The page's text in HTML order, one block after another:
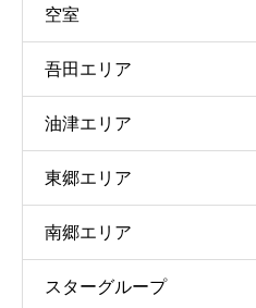
空室
吾田エリア
油津エリア
東郷エリア
南郷エリア
スターグループ